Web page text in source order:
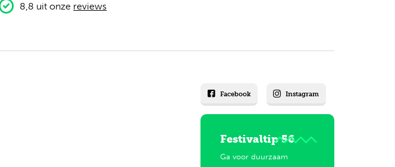
8,8 uit onze reviews
Facebook Instagram
Festivaltip 56
Ga voor duurzaam